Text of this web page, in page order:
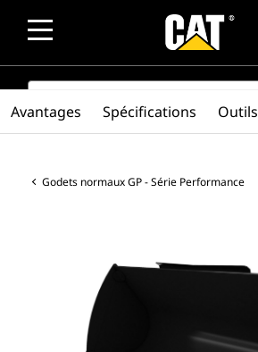
SEARCH
Godets normaux GP - Série Performance
Avantages Spécifications Outils